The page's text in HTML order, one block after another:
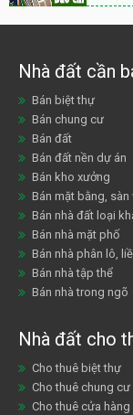
Nhà đất cần
Bán biệt thự
Bán chung cư
Bán đất
Bán đất nền dự án
Bán kho xưởng
Bán mặt bằng, sàn
Bán nhà đất loại
Bán nhà mặt phố
Bán nhà phân lô,
Bán nhà tập thể
Bán nhà trong ngõ
Nhà đất cho
Cho thuê biệt thự
Cho thuê chung cư
Cho thuê cửa hàng